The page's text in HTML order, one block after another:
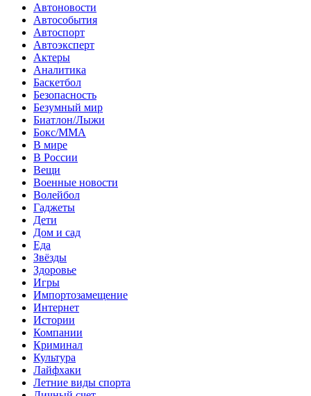
Автоновости
Автособытия
Автоспорт
Автоэксперт
Актеры
Аналитика
Баскетбол
Безопасность
Безумный мир
Биатлон/Лыжи
Бокс/MMA
В мире
В России
Вещи
Военные новости
Волейбол
Гаджеты
Дети
Дом и сад
Еда
Звёзды
Здоровье
Игры
Импортозамещение
Интернет
Истории
Компании
Криминал
Культура
Лайфхаки
Летние виды спорта